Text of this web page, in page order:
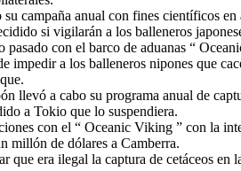
campaña anual con fines científicos
si vigilarán a los balleneros
con el barco de aduanas “
impedir a los balleneros nipones que
llevó a cabo su programa anual de
a Tokio que lo suspendiera.
con el “ Oceanic Viking ” con la
millón de dólares a Camberra.
era ilegal la captura de cetáceos en